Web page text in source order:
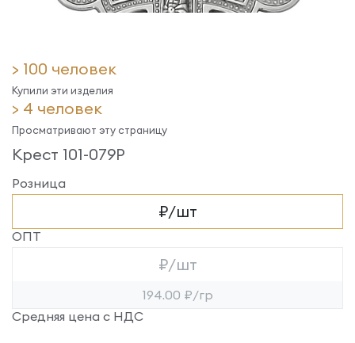
> 100 человек
Купили эти изделия
> 4 человек
Просматривают эту страницу
Крест 101-079Р
Розница
₽/шт
ОПТ
₽/шт
194.00 ₽/гр
Средняя цена с НДС